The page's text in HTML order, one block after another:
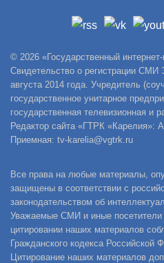
© 2026 «Государственный
Свидетельство о регистрации
августа 2014 года. Учредитель
государственное унитарное
государственная телевизионная и
Редактор сайта «ГТРК «Карелия»:
Приемная: tv-karelia@vgtrk.ru
Все права на любые материалы,
защищены в соответствии с
законодательством об
Уважаемые СМИ и иные посетители
цитировании наших материалов
Гражданского кодекса Российской
Цитирование наших материалов